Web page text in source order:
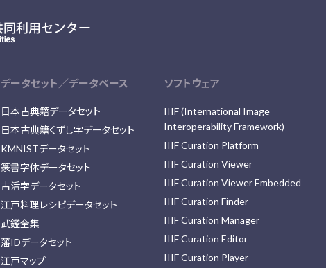
データセット／データベース
日本古典籍データセット
日本古典籍くずし字データセット
KMNISTデータセット
篆書字体データセット
古活字データセット
江戸料理レシピデータセット
武鑑全集
藩IDデータセット
江戸マップ
ソフトウェア
IIIF (International Image
Interoperability Framework)
IIIF Curation Platform
IIIF Curation Viewer
IIIF Curation Viewer Embedded
IIIF Curation Finder
IIIF Curation Manager
IIIF Curation Editor
IIIF Curation Player